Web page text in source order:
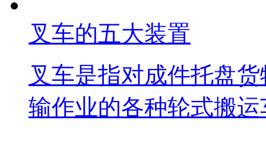
叉车的五大装置
叉车是指对成件托盘
输作业的各种轮式搬